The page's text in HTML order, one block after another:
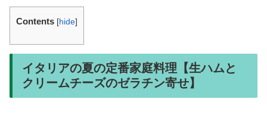
Contents [hide]
イタリアの夏の定番家庭料理【生ハムと
クリームチーズのゼラチン寄せ】